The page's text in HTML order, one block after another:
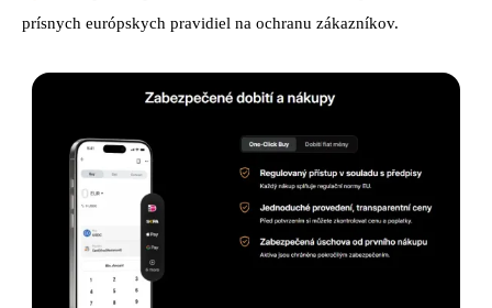
prísnych európskych pravidiel na ochranu zákazníkov.